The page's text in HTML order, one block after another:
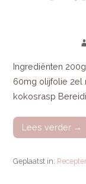
Ingrediënten
60mg olijfolie 2el
kokosrasp
Lees verder →
Geplaatst in: